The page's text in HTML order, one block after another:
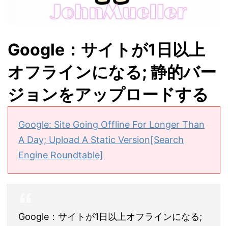
Google：サイトが1日以上
オフラインになる; 静的バー
ジョンをアップロードする
Google: Site Going Offline For Longer Than
A Day; Upload A Static Version[Search
Engine Roundtable]
Google：サイトが1日以上オフラインになる;